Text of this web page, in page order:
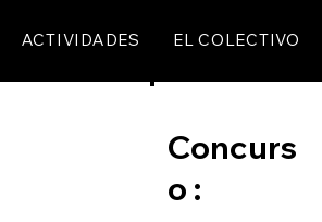
ACTIVIDADES EL COLECTIVO
Concurs
o :